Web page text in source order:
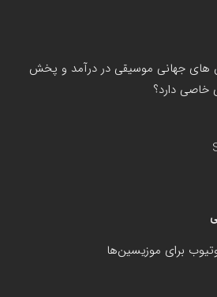
های جهانی موسیقی در درآمد و پخش
خاصی دارد؟
برای موزیسین‌ها